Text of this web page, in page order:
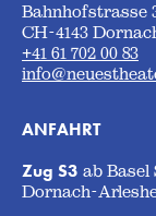
Bahnhofstrasse
CH-4143
+41 61 702 00 83
ANFAHRT
Zug S3 ab Basel
Dornach-